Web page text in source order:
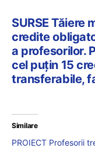
SURSE Tăiere
credite
a profesorilor.
cel puțin 15
transferabile,
Similare
PROIECT Profesorii